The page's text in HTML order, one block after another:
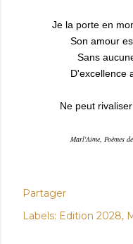
Je la porte en
Son amour
Sans
D'excellence
Ne peut
Marl'Aime, Poèmes
Partager
Labels: Edition 2028